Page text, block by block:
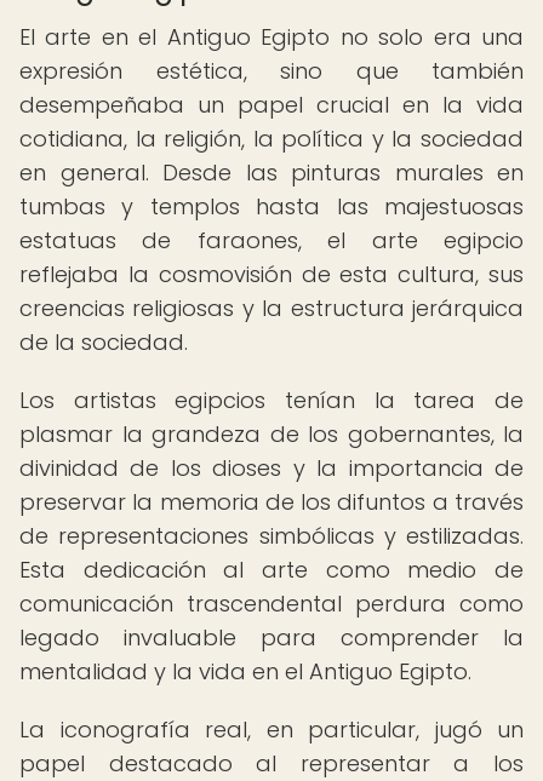
El arte en el Antiguo Egipto no solo era una
expresión estética, sino que también
desempeñaba un papel crucial en la vida
cotidiana, la religión, la política y la sociedad
en general. Desde las pinturas murales en
tumbas y templos hasta las majestuosas
estatuas de faraones, el arte egipcio
reflejaba la cosmovisión de esta cultura, sus
creencias religiosas y la estructura jerárquica
de la sociedad.
Los artistas egipcios tenían la tarea de
plasmar la grandeza de los gobernantes, la
divinidad de los dioses y la importancia de
preservar la memoria de los difuntos a través
de representaciones simbólicas y estilizadas.
Esta dedicación al arte como medio de
comunicación trascendental perdura como
legado invaluable para comprender la
mentalidad y la vida en el Antiguo Egipto.
La iconografía real, en particular, jugó un
papel destacado al representar a los